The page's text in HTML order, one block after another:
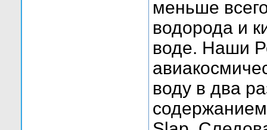
меньше
водорода и
воде. Наши
воду в два